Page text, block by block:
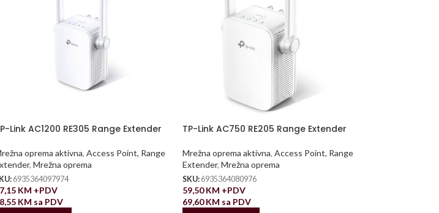
Link AC1200 RE305 Range Extender
oprema aktivna, Access Point, Range
, Mrežna oprema
6935364097974
KM +PDV
KM sa PDV
TP-Link AC750 RE205 Range Extender
Mrežna oprema aktivna, Access Point, Range
Extender, Mrežna oprema
SKU: 6935364080976
59,50KM +PDV
69,60KM sa PDV